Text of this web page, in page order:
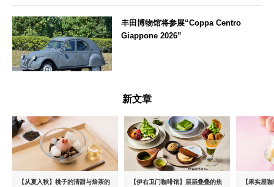
丰田博物馆将参展“Coppa Centro
Giappone 2026”
新文章
【从夏入秋】桃子的清甜与焙茶的
【伊右卫门咖啡馆】层层叠叠的焦
【果实屋